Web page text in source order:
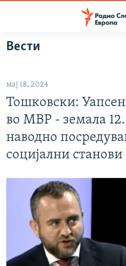
Оди
на
главната
навигација
на
пребарување
ВИЗУЕЛНО
ПРИЈАВИ СЕ ЗА ЊУЗЛЕТЕР
ПОДКАСТ ЗОШТО?
СЛЕДЕТЕ НЕ
РСЕ веб страници
Вести
мај 18, 2024
Тошковски:
во МВР - земала
наводно
социјални станови